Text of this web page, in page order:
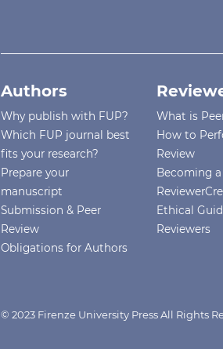
Authors
Why publish with FUP?
Which FUP journal best
fits your research?
Prepare your
manuscript
Submission & Peer
Review
Obligations for Authors
What is
How to
Review
Becoming
Ethical
Reviewers
© 2023 Firenze University Press All Rights